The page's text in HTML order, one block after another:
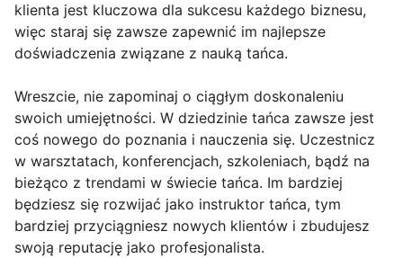
klienta jest kluczowa dla sukcesu każdego biznesu,
więc staraj się zawsze zapewnić im najlepsze
doświadczenia związane z nauką tańca.
Wreszcie, nie zapominaj o ciągłym doskonaleniu
swoich umiejętności. W dziedzinie tańca zawsze jest
coś nowego do poznania i nauczenia się. Uczestnicz
w warsztatach, konferencjach, szkoleniach, bądź na
bieżąco z trendami w świecie tańca. Im bardziej
będziesz się rozwijać jako instruktor tańca, tym
bardziej przyciągniesz nowych klientów i zbudujesz
swoją reputację jako profesjonalista.